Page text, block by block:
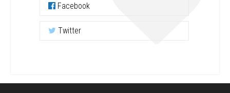
Facebook
Twitter